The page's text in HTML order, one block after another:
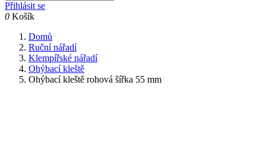
Přihlásit se
0 Košík
Domů
Ruční nářadí
Klempířské nářadí
Ohýbací kleště
Ohýbací kleště rohová šířka 55 mm